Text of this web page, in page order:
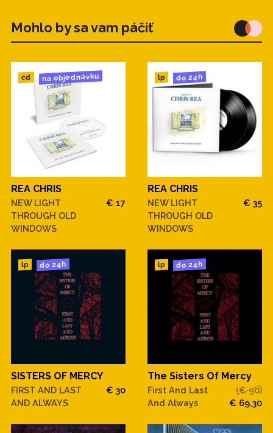
Mohlo by sa vam páčiť
cd na objednávku
REA CHRIS
NEW LIGHT
THROUGH OLD
WINDOWS
€ 17
lp do 24h
REA CHRIS
NEW LIGHT
THROUGH OLD
WINDOWS
€ 35
lp do 24h
SISTERS OF MERCY
FIRST AND LAST
AND ALWAYS
€ 30
lp do 24h
The Sisters Of Mercy
First And Last
And Always
(€ 90)
€ 69,30